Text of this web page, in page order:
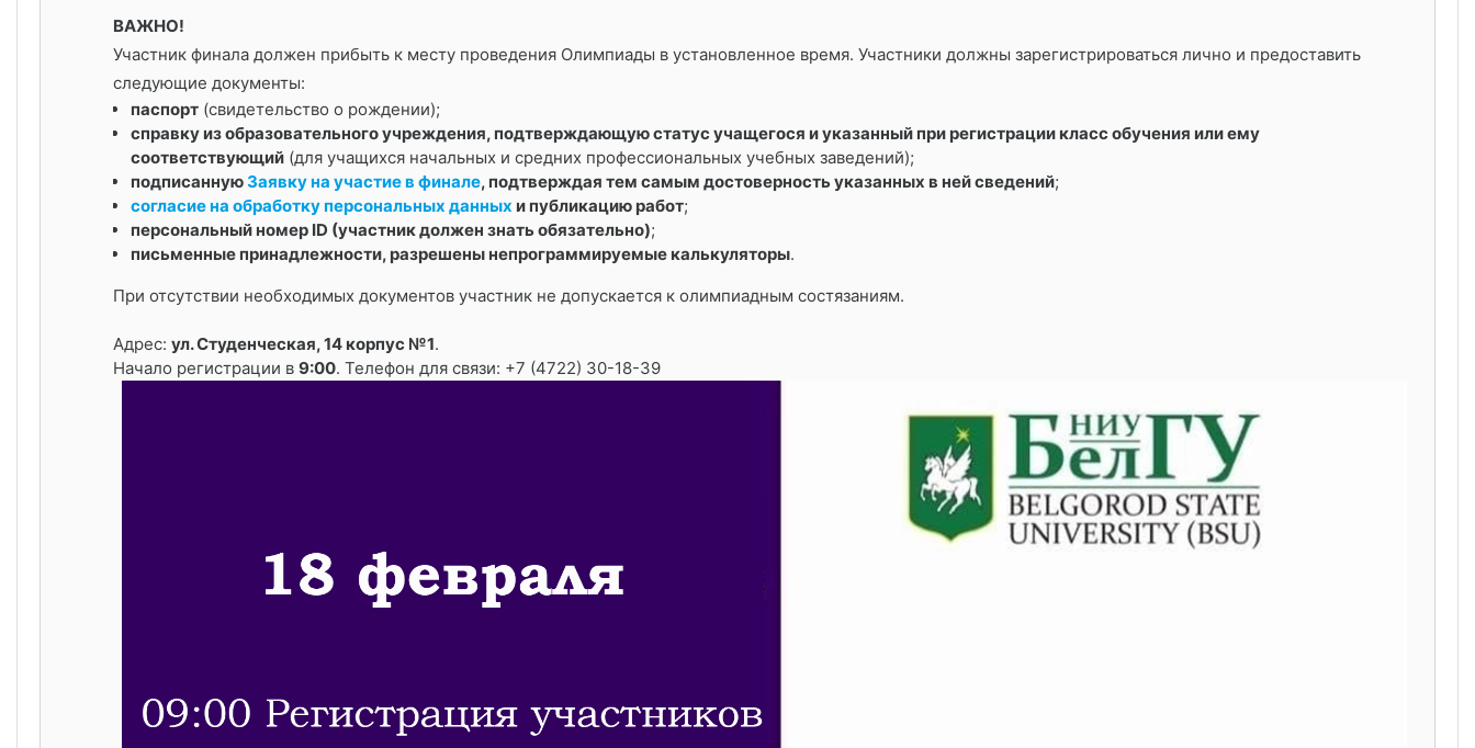
ВАЖНО!
Участник финала должен прибыть к месту проведения Олимпиады в установленное время. Участники должны зарегистрироваться лично и предоставить
следующие документы:
паспорт (свидетельство о рождении);
справку из образовательного учреждения, подтверждающую статус учащегося и указанный при регистрации класс обучения или ему
соответствующий (для учащихся начальных и средних профессиональных учебных заведений);
подписаннуюЗаявку на участие в финале, подтверждая тем самым достоверность указанных в ней сведений;
согласие на обработку персональных данных и публикацию работ;
персональный номер ID (участник должен знать обязательно);
письменные принадлежности, разрешены непрограммируемые калькуляторы.
При отсутствии необходимых документов участник не допускается к олимпиадным состязаниям.
Адрес: ул. Студенческая, 14 корпус №1.
Начало регистрации в 9:00. Телефон для связи: +7 (4722) 30-18-39